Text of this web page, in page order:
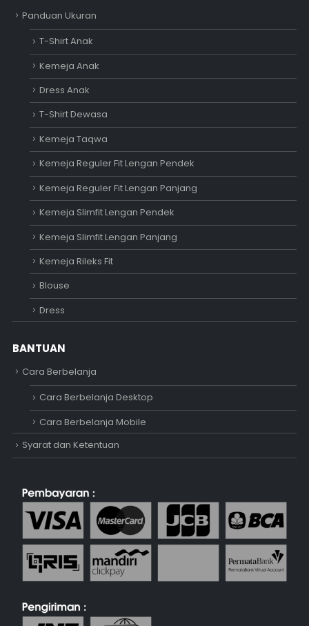
Panduan Ukuran
T-Shirt Anak
Kemeja Anak
Dress Anak
T-Shirt Dewasa
Kemeja Taqwa
Kemeja Reguler Fit Lengan Pendek
Kemeja Reguler Fit Lengan Panjang
Kemeja Slimfit Lengan Pendek
Kemeja Slimfit Lengan Panjang
Kemeja Rileks Fit
Blouse
Dress
BANTUAN
Cara Berbelanja
Cara Berbelanja Desktop
Cara Berbelanja Mobile
Syarat dan Ketentuan